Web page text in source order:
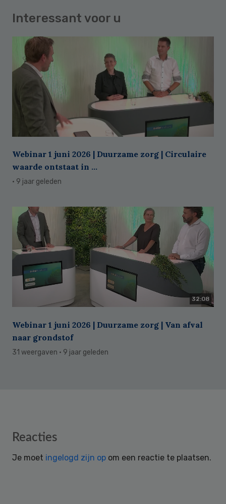
Interessant voor u
Webinar 1 juni 2026 | Duurzame zorg | Circulaire
waarde ontstaat in ...
· 9 jaar geleden
32:08
Webinar 1 juni 2026 | Duurzame zorg | Van afval
naar grondstof
31 weergaven · 9 jaar geleden
Reader
Reacties
Je moet ingelogd zijn op om een reactie te plaatsen.